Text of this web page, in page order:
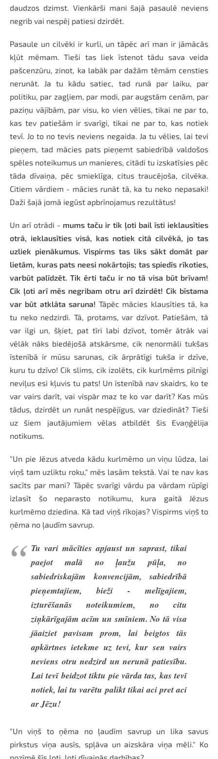
daudzos dzimst. Vienkārši mani šajā pasaulē neviens
negrib vai nespēj patiesi dzirdēt.
Pasaule un cilvēki ir kurli, un tāpēc arī man ir jāmācās
kļūt mēmam. Tieši tas liek īstenot tādu sava veida
pašcenzūru, zinot, ka labāk par dažām tēmām censties
nerunāt. Ja tu kādu satiec, tad runā par laiku, par
politiku, par zagļiem, par modi, par augstām cenām, par
paziņu vājībām, par visu, ko vien vēlies, tikai ne par to,
kas tev patiešām ir svarīgi, tikai ne par to, kas notiek
tevī. Jo to no tevis neviens negaida. Ja tu vēlies, lai tevi
pieņem, tad mācies pats pieņemt sabiedrībā valdošos
spēles noteikumus un manieres, citādi tu izskatīsies pēc
tāda dīvaiņa, pēc smieklīga, citus traucējoša, cilvēka.
Citiem vārdiem - mācies runāt tā, ka tu neko nepasaki!
Daži šajā jomā iegūst apbrīnojamus rezultātus!
Un arī otrādi - mums taču ir tik ļoti bail īsti ieklausīties
otrā, ieklausīties visā, kas notiek citā cilvēkā, jo tas
uzliek pienākumus. Vispirms tas liks sākt domāt par
lietām, kuras pats neesi nokārtojis; tas spiedīs rīkoties,
varbūt palīdzēt. Tik ērti taču ir no tā visa būt brīvam!
Cik ļoti arī mēs negribam otru arī dzirdēt! Cik bīstama
var būt atklāta saruna! Tāpēc mācies klausīties tā, ka
tu neko nedzirdi. Tā, protams, var dzīvot. Patiešām, tā
var ilgi un, šķiet, pat tīri labi dzīvot, tomēr ātrāk vai
vēlāk nāks biedējošā atskārsme, cik nenormāli tukšas
īstenībā ir mūsu sarunas, cik ārprātīgi tukša ir dzīve,
kuru tu dzīvo! Cik slims, cik izolēts, cik kurlmēms pilnīgi
neviļus esi kļuvis tu pats! Un īstenībā nav skaidrs, ko te
var vairs darīt, vai vispār maz te ko var darīt? Kas mūs
tādus, dzirdēt un runāt nespējīgus, var dziedināt? Tieši
uz šiem jautājumiem vēlas atbildēt šis Evaņģēlija
notikums.
"Un pie Jēzus atveda kādu kurlmēmo un viņu lūdza, lai
viņš tam uzliktu roku," mēs lasām tekstā. Vai te nav kas
sacīts par mani? Tāpēc svarīgi vārdu pa vārdam rūpīgi
izlasīt šo neparasto notikumu, kura gaitā Jēzus
kurlmēmo dziedina. Kā tad viņš rīkojas? Vispirms viņš to
ņēma no ļaudīm savrup.
Tu vari mācīties apjaust un saprast, tikai
paejot malā no ļaužu pūļa, no
sabiedriskajām konvencijām, sabiedrībā
pieņemtajiem, bieži - melīgajiem,
izturēšanās noteikumiem, no citu
ziņkārīgajām acīm un smīniem. No tā visa
jāaiziet pavisam prom, lai beigtos tās
apkārtnes ietekme uz tevi, kur sen vairs
neviens otru nedzird un nerunā patiesību.
Lai tevī beidzot tiktu pie vārda tas, kas tevī
notiek, lai tu varētu palikt tikai aci pret aci
ar Jēzu!
"Un viņš to ņēma no ļaudīm savrup un lika savus
pirkstus viņa ausīs, spļāva un aizskāra viņa mēli." Ko